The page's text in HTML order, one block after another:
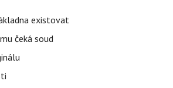
existovat
čeká soud